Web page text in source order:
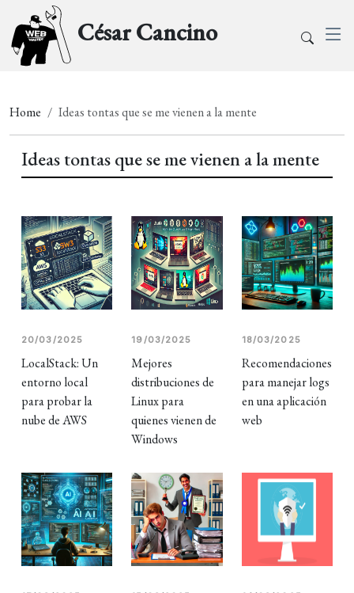
César Cancino
Home Ideas tontas que se me vienen a la mente
Ideas tontas que se me vienen a la mente
20/03/2025
LocalStack: Un
entorno local
para probar la
nube de AWS
19/03/2025
Mejores
distribuciones de
Linux para
quienes vienen de
Windows
18/03/2025
Recomendaciones
para manejar logs
en una aplicación
web